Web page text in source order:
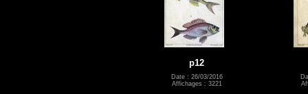
p12
Date : 26/03/2016
Affichages : 3221